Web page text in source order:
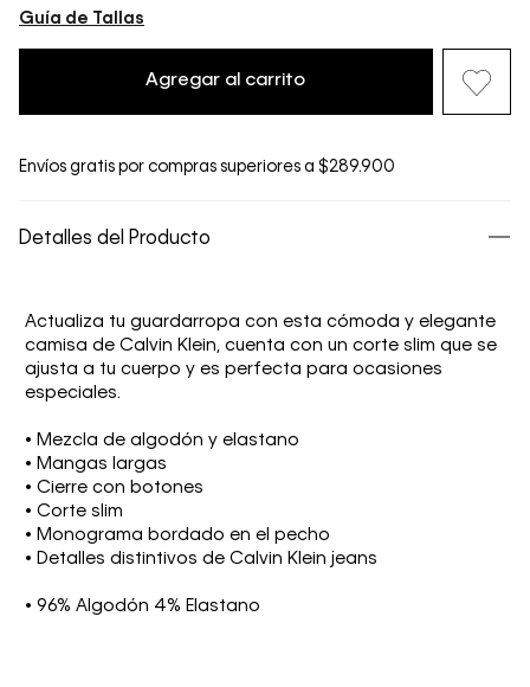
Guía de Tallas
Agregar al carrito
Envíos gratis por compras superiores a $289.900
Detalles del Producto
Actualiza tu guardarropa con esta cómoda y elegante
camisa de Calvin Klein, cuenta con un corte slim que se
ajusta a tu cuerpo y es perfecta para ocasiones
especiales.
• Mezcla de algodón y elastano
• Mangas largas
• Cierre con botones
• Corte slim
• Monograma bordado en el pecho
• Detalles distintivos de Calvin Klein jeans
• 96% Algodón 4% Elastano